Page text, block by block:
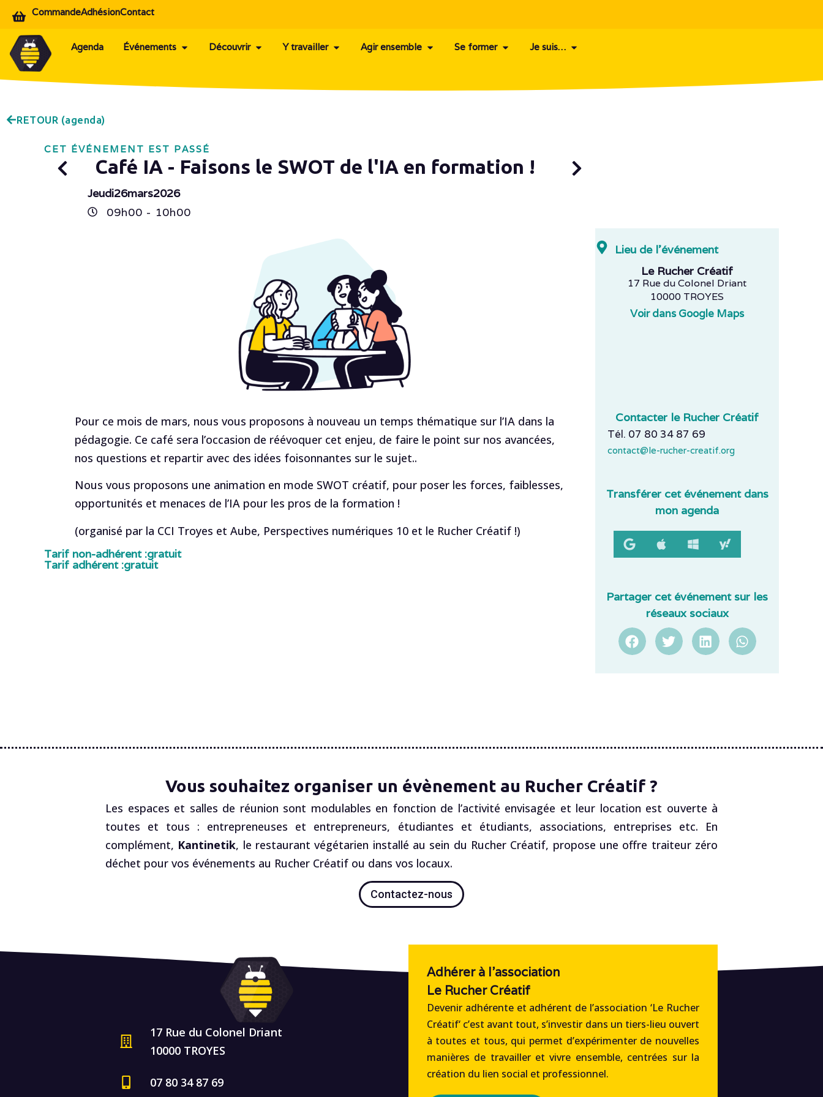
CommandeAdhésionContact
Agenda Événements Découvrir Y travailler Agir ensemble Se former Je suis…
RETOUR (agenda)
CET ÉVÉNEMENT EST PASSÉ
Café IA - Faisons le SWOT de l'IA en formation !
Jeudi26mars2026
09h00 - 10h00
Lieu de l'événement
Le Rucher Créatif
17 Rue du Colonel Driant
10000 TROYES
Voir dans Google Maps
Pour ce mois de mars, nous vous proposons à nouveau un temps thématique sur l’IA dans la
pédagogie. Ce café sera l’occasion de réévoquer cet enjeu, de faire le point sur nos avancées,
nos questions et repartir avec des idées foisonnantes sur le sujet..
Nous vous proposons une animation en mode SWOT créatif, pour poser les forces, faiblesses,
opportunités et menaces de l’IA pour les pros de la formation !
(organisé par la CCI Troyes et Aube, Perspectives numériques 10 et le Rucher Créatif !)
Tarif non-adhérent :gratuit
Tarif adhérent :gratuit
Contacter le Rucher Créatif
Tél. 07 80 34 87 69
contact@le-rucher-creatif.org
Transférer cet événement dans
mon agenda
Partager cet événement sur les
réseaux sociaux
Vous souhaitez organiser un évènement au Rucher Créatif ?
Les espaces et salles de réunion sont modulables en fonction de l’activité envisagée et leur location est ouverte à
toutes et tous : entrepreneuses et entrepreneurs, étudiantes et étudiants, associations, entreprises etc. En
complément, Kantinetik, le restaurant végétarien installé au sein du Rucher Créatif, propose une offre traiteur zéro
déchet pour vos événements au Rucher Créatif ou dans vos locaux.
Contactez-nous
17 Rue du Colonel Driant
10000 TROYES
07 80 34 87 69
Adhérer à l'association
Le Rucher Créatif
Devenir adhérente et adhérent de l’association ‘Le Rucher
Créatif‘ c’est avant tout, s’investir dans un tiers-lieu ouvert
à toutes et tous, qui permet d’expérimenter de nouvelles
manières de travailler et vivre ensemble, centrées sur la
création du lien social et professionnel.